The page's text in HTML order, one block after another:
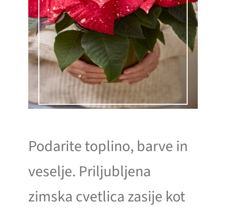
Podarite toplino, barve in
veselje. Priljubljena
zimska cvetlica zasije kot